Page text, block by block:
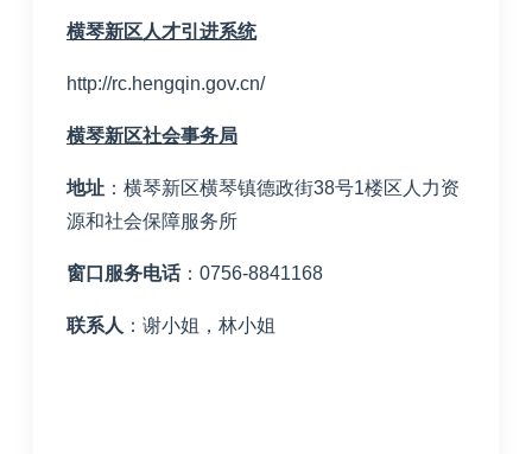
横琴新区人才引进系统
http://rc.hengqin.gov.cn/
横琴新区社会事务局
地址 ：横琴新区横琴镇德政街38号1楼区人力资
源和社会保障服务所
窗口服务电话： 0756-8841168
联系人 ：谢小姐，林小姐